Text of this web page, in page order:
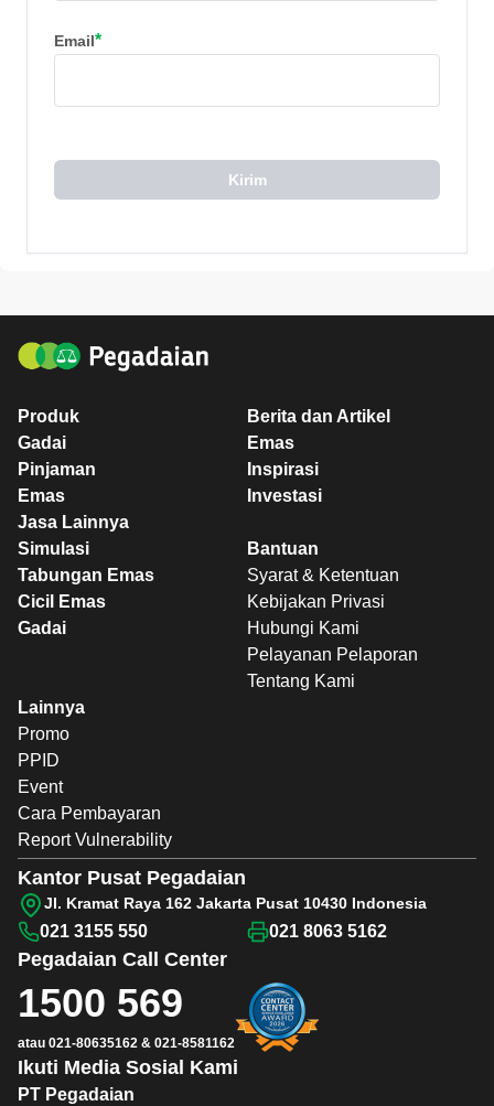
Email*
Kirim
Produk
Gadai
Pinjaman
Emas
Jasa Lainnya
Berita dan Artikel
Emas
Inspirasi
Investasi
Simulasi
Tabungan Emas
Cicil Emas
Gadai
Bantuan
Syarat & Ketentuan
Kebijakan Privasi
Hubungi Kami
Pelayanan Pelaporan
Tentang Kami
Lainnya
Promo
PPID
Event
Cara Pembayaran
Report Vulnerability
PT Pegadaian
Ikuti Media Sosial Kami
Pegadaian Call Center
1500 569
atau 021-80635162 & 021-8581162
Kantor Pusat Pegadaian
Jl. Kramat Raya 162 Jakarta Pusat 10430 Indonesia
021 3155 550 021 8063 5162